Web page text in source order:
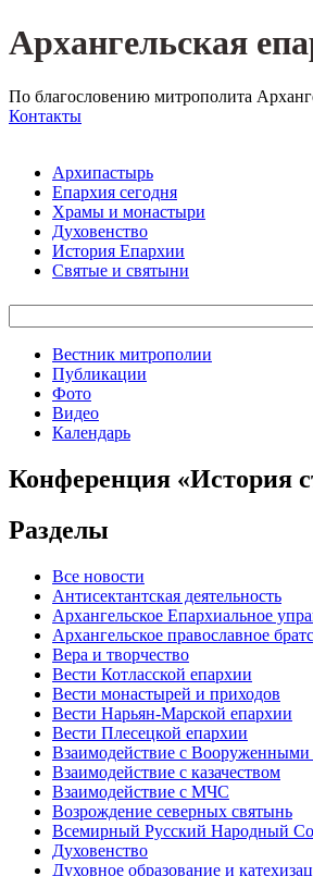
Архангельская
По благословению митрополита
Контакты
Архипастырь
Епархия сегодня
Храмы и монастыри
Духовенство
История Епархии
Святые и святыни
Вестник митрополии
Публикации
Фото
Видео
Календарь
Конференция «История
Разделы
Все новости
Антисектантская деятельность
Архангельское Епархиальное
Архангельское православное
Вера и творчество
Вести Котласской епархии
Вести монастырей и приходов
Вести Нарьян-Марской епархии
Вести Плесецкой епархии
Взаимодействие с
Взаимодействие с казачеством
Взаимодействие с МЧС
Возрождение северных святынь
Всемирный Русский Народный
Духовенство
Духовное образование и